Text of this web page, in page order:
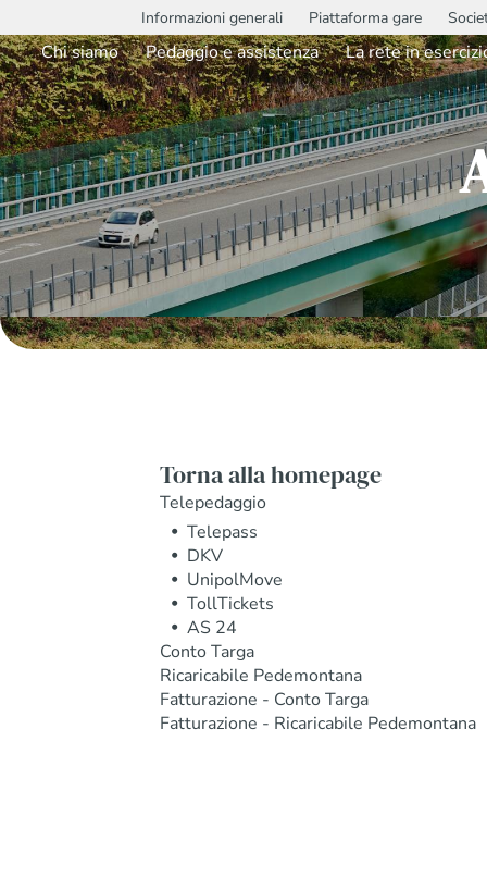
Informazioni generali Piattaforma gare
Chi siamo Pedaggio e assistenza La rete in
Torna alla homepage
Telepedaggio
Telepass
DKV
UnipolMove
TollTickets
AS 24
Conto Targa
Ricaricabile Pedemontana
Fatturazione - Conto Targa
Fatturazione - Ricaricabile Pedemontana